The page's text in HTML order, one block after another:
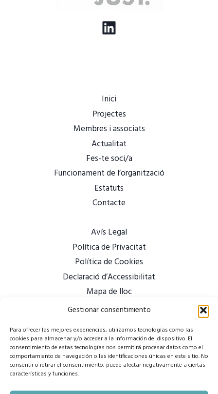
Gestionar consentimiento
Para ofrecer las mejores experiencias, utilizamos tecnologías como las
cookies para almacenar y/o acceder a la información del dispositivo. El
consentimiento de estas tecnologías nos permitirá procesar datos como el
comportamiento de navegación o las identificaciones únicas en este sitio. No
consentir o retirar el consentimiento, puede afectar negativamente a ciertas
características y funciones.
LinkedIn
Inici
Projectes
Membres i associats
Actualitat
Fes-te soci/a
Funcionament de l’organització
Estatuts
Contacte
Avís Legal
Política de Privacitat
Política de Cookies
Declaració d’Accessibilitat
Mapa de lloc